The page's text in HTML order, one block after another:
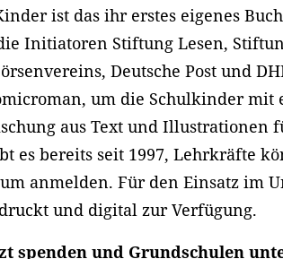
ist das ihr erstes eigenes
Initiatoren Stiftung Lesen,
Deutsche Post und
um die Schulkinder mit
aus Text und Illustrationen
es bereits seit 1997, Lehrkräfte
anmelden. Für den Einsatz im
und digital zur Verfügung.
spenden und Grundschulen